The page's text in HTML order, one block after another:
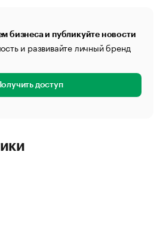
бизнеса и публикуйте новости
и развивайте личный бренд
Получить доступ